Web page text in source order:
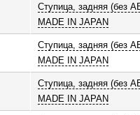
Ступица, задняя (без
MADE IN JAPAN
Ступица, задняя (без
MADE IN JAPAN
Ступица, задняя (без
MADE IN JAPAN